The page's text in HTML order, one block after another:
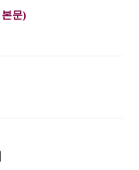
문)